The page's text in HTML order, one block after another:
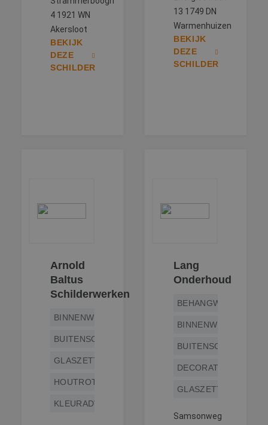
4 1921 WN
Akersloot
BEKIJK
DEZE
SCHILDER
13 1749 DN
Warmenhuizen
BEKIJK
DEZE
SCHILDER
Arnold
Baltus
Schilderwerken
BINNENWERK
BUITENSCHILDERWERK
GLASZETTEN
HOUTROTREPARATIE
KLEURADVIES
Lang
Onderhoud
BEHANGWERK
BINNENWERK
GLASZETTEN
Samsonweg